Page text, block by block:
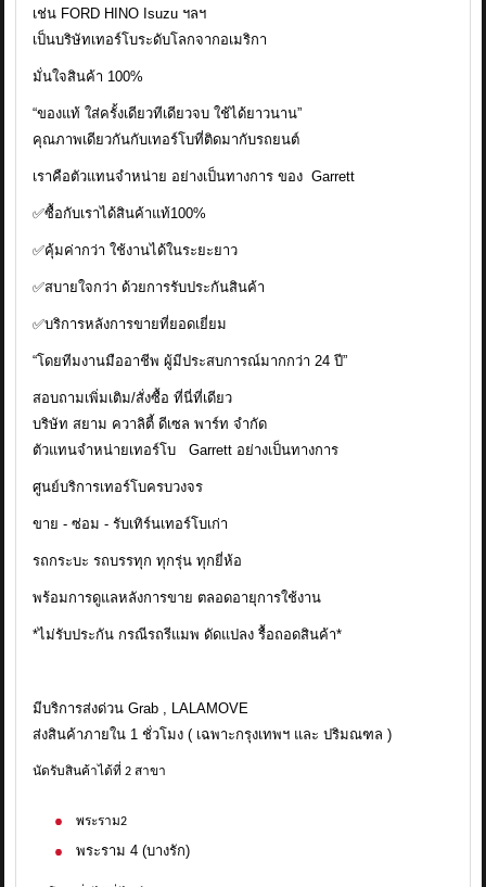
เช่น FORD HINO Isuzu ฯลฯ
เป็นบริษัทเทอร์โบระดับโลกจากอเมริกา
มั่นใจสินค้า 100%
“ของแท้ ใส่ครั้งเดียวทีเดียวจบ ใช้ได้ยาวนาน”
คุณภาพเดียวกันกับเทอร์โบที่ติดมากับรถยนต์
เราคือตัวแทนจำหน่าย อย่างเป็นทางการ ของ Garrett
✅ซื้อกับเราได้สินค้าแท้100%
✅คุ้มค่ากว่า ใช้งานได้ในระยะยาว
✅สบายใจกว่า ด้วยการรับประกันสินค้า
✅บริการหลังการขายที่ยอดเยี่ยม
“โดยทีมงานมืออาชีพ ผู้มีประสบการณ์มากกว่า 24 ปี”
สอบถามเพิ่มเติม/สั่งซื้อ ที่นี่ที่เดียว
บริษัท สยาม ควาลิตี้ ดีเซล พาร์ท จำกัด
ตัวแทนจำหน่ายเทอร์โบ Garrett อย่างเป็นทางการ
ศูนย์บริการเทอร์โบครบวงจร
ขาย - ซ่อม - รับเทิร์นเทอร์โบเก่า
รถกระบะ รถบรรทุก ทุกรุ่น ทุกยี่ห้อ
พร้อมการดูแลหลังการขาย ตลอดอายุการใช้งาน
*ไม่รับประกัน กรณีรถรีแมพ ดัดแปลง รื้อถอดสินค้า*
มีบริการส่งด่วน Grab , LALAMOVE
ส่งสินค้าภายใน 1 ชั่วโมง ( เฉพาะกรุงเทพฯ และ ปริมณฑล )
นัดรับสินค้าได้ที่ 2 สาขา
พระราม2
พระราม 4 (บางรัก)